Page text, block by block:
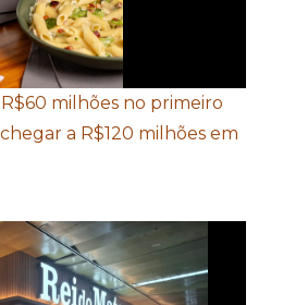
milhões no primeiro
a R$120 milhões em